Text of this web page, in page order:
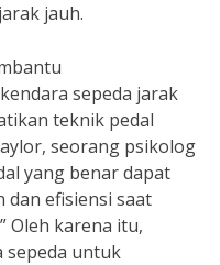
jauh.
sepeda jarak
teknik pedal
seorang psikolog
yang benar dapat
dan efisiensi saat
Oleh karena itu,
sepeda untuk